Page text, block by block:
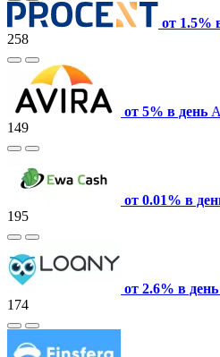
от 1.5%
258
от 5% в день
149
от 0.01% в
195
от 2.6% в день
174